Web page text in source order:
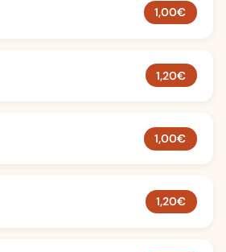
1,00€
1,20€
1,00€
1,20€